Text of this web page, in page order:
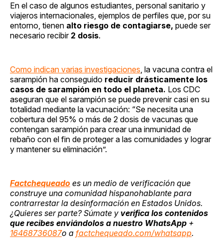
En el caso de algunos estudiantes, personal sanitario y
viajeros internacionales, ejemplos de perfiles que, por su
entorno, tienen alto riesgo de contagiarse, puede ser
necesario recibir 2 dosis.
Como indican varias investigaciones, la vacuna contra el
sarampión ha conseguido reducir drásticamente los
casos de sarampión en todo el planeta. Los CDC
aseguran que el sarampión se puede prevenir casi en su
totalidad mediante la vacunación: “Se necesita una
cobertura del 95% o más de 2 dosis de vacunas que
contengan sarampión para crear una inmunidad de
rebaño con el fin de proteger a las comunidades y lograr
y mantener su eliminación”.
Factchequeado es un medio de verificación que
construye una comunidad hispanohablante para
contrarrestar la desinformación en Estados Unidos.
¿Quieres ser parte? Súmate y verifica los contenidos
que recibes enviándolos a nuestro WhatsApp +
16468736087o a factchequeado.com/whatsapp.